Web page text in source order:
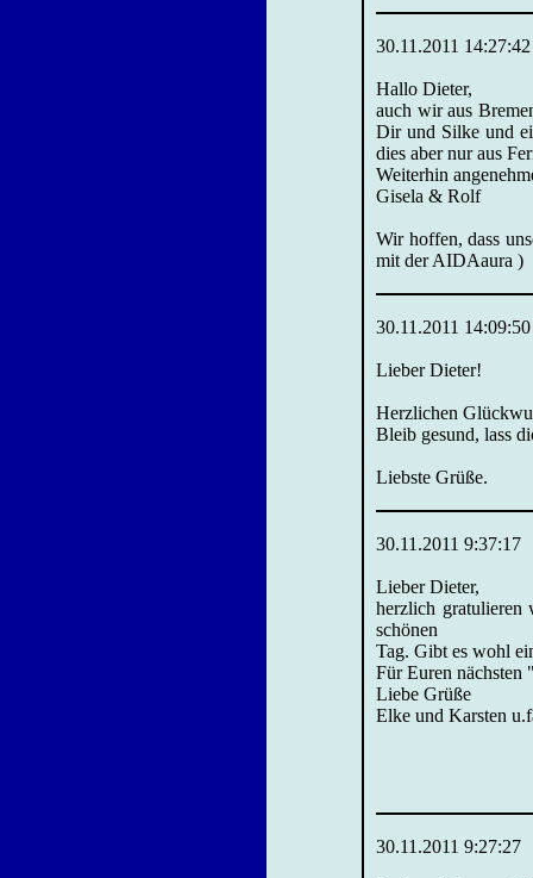
30.11.2011 14:27:42
Hallo Dieter,
auch wir aus
Dir und Silke und
dies aber nur aus
Weiterhin
Gisela & Rolf
Wir hoffen, dass
mit der AIDAaura )
30.11.2011 14:09:50
Lieber Dieter!
Herzlichen
Bleib gesund, lass
Liebste Grüße.
30.11.2011 9:37:17
Lieber Dieter,
herzlich gratulieren
schönen
Tag. Gibt es wohl
Für Euren
Liebe Grüße
Elke und Karsten
30.11.2011 9:27:27